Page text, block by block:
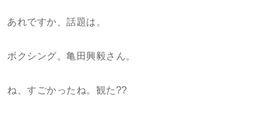
あれですか、話題は。
ボクシング。亀田興毅さん。
ね、すごかったね。観た??